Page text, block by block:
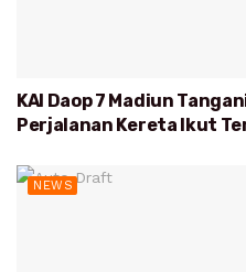
KAI Daop 7 Madiun
Perjalanan Kereta Ikut
NEWS